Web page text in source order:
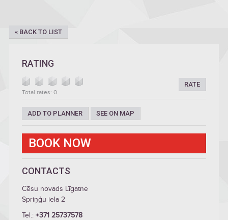
« BACK TO LIST
RATING
RATE
Total rates: 0
ADD TO PLANNER SEE ON MAP
BOOK NOW
CONTACTS
Cēsu novads Līgatne
Spriņģu iela 2
Tel.: +371 25737578